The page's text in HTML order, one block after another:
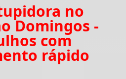
no
Domingos -
com
rápido